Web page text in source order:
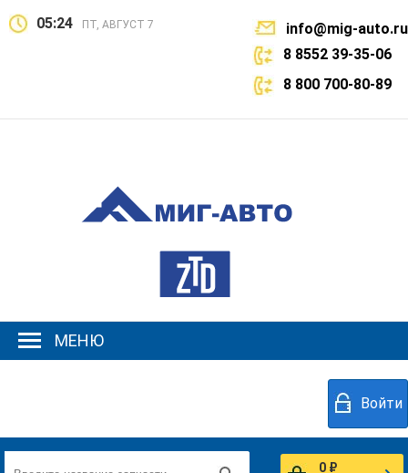
05:24 ПТ, АВГУСТ 7
info@mig-auto.ru
8 8552 39-35-06
8 800 700-80-89
МЕНЮ
Войти
0 ₽